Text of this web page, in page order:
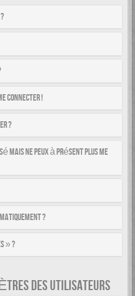
connecter !
?
mais ne peux à présent plus me
?
» ?
DES UTILISATEURS